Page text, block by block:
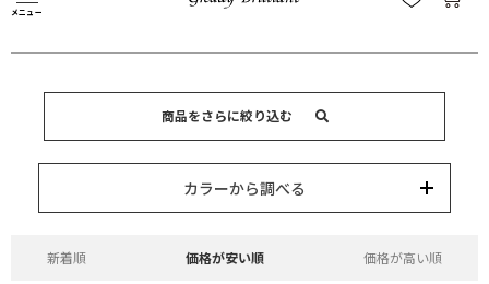
メニュー ジャケット・ブルゾン
商品をさらに絞り込む
ブランド
カラーから調べる
価格が安い順 価格が高い順
新着順